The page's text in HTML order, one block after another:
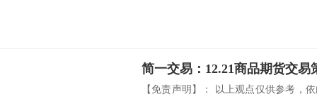
简一交易：12.21商品期货交易
【免责声明】： 以上观点仅供参考，